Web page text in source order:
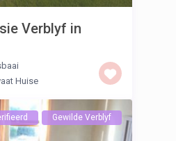
Verblyf in
Huise
Gewilde Verblyf